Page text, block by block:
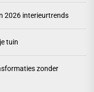
2026 interieurtrends
tuin
zonder